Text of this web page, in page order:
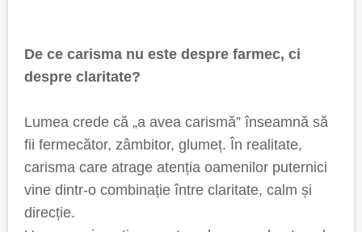
De ce carisma nu este despre farmec, ci
despre claritate?
Lumea crede că „a avea carismă” înseamnă să
fii fermecător, zâmbitor, glumeț. În realitate,
carisma care atrage atenția oamenilor puternici
vine dintr-o combinație între claritate, calm și
direcție.